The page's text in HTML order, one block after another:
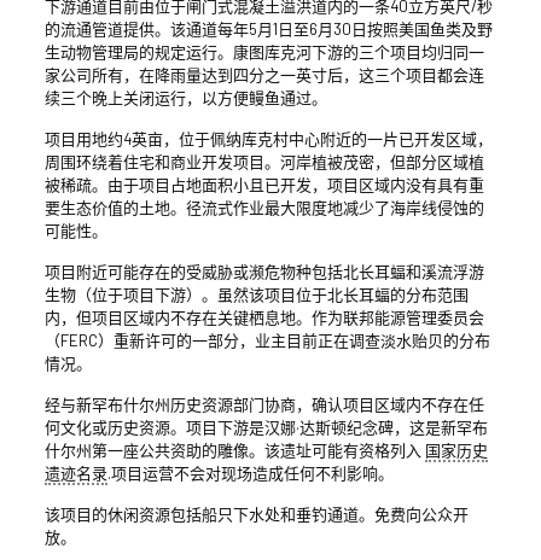
下游通道目前由位于闸门式混凝土溢洪道内的一条40立方英尺/秒
的流通管道提供。该通道每年5月1日至6月30日按照美国鱼类及野
生动物管理局的规定运行。康图库克河下游的三个项目均归同一
家公司所有，在降雨量达到四分之一英寸后，这三个项目都会连
续三个晚上关闭运行，以方便鳗鱼通过。
项目用地约4英亩，位于佩纳库克村中心附近的一片已开发区域，
周围环绕着住宅和商业开发项目。河岸植被茂密，但部分区域植
被稀疏。由于项目占地面积小且已开发，项目区域内没有具有重
要生态价值的土地。径流式作业最大限度地减少了海岸线侵蚀的
可能性。
项目附近可能存在的受威胁或濒危物种包括北长耳蝠和溪流浮游
生物（位于项目下游）。虽然该项目位于北长耳蝠的分布范围
内，但项目区域内不存在关键栖息地。作为联邦能源管理委员会
（FERC）重新许可的一部分，业主目前正在调查淡水贻贝的分布
情况。
经与新罕布什尔州历史资源部门协商，确认项目区域内不存在任
何文化或历史资源。项目下游是汉娜·达斯顿纪念碑，这是新罕布
什尔州第一座公共资助的雕像。该遗址可能有资格列入 国家历史
遗迹名录.项目运营不会对现场造成任何不利影响。
该项目的休闲资源包括船只下水处和垂钓通道。免费向公众开
放。